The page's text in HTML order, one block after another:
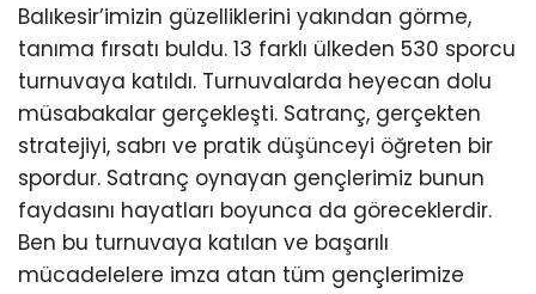
Balıkesir’imizin güzelliklerini yakından görme,
tanıma fırsatı buldu. 13 farklı ülkeden 530 sporcu
turnuvaya katıldı. Turnuvalarda heyecan dolu
müsabakalar gerçekleşti. Satranç, gerçekten
stratejiyi, sabrı ve pratik düşünceyi öğreten bir
spordur. Satranç oynayan gençlerimiz bunun
faydasını hayatları boyunca da göreceklerdir.
Ben bu turnuvaya katılan ve başarılı
mücadelelere imza atan tüm gençlerimize